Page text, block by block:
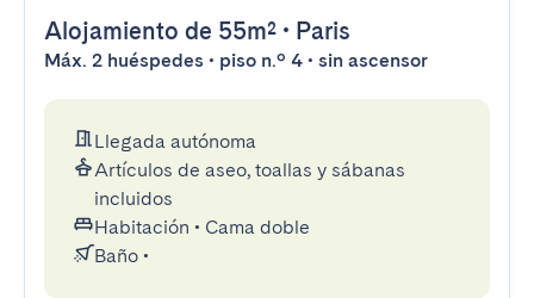
Alojamiento de 55m² • Paris
Máx. 2 huéspedes • piso n.º 4 • sin ascensor
Llegada autónoma
Artículos de aseo, toallas y sábanas
incluidos
Habitación • Cama doble
Baño •